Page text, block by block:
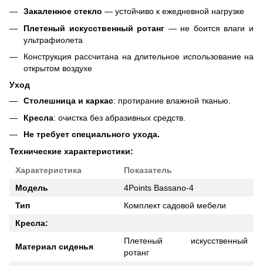
Закаленное стекло — устойчиво к ежедневной нагрузке
Плетеный искусственный ротанг — не боится влаги и
ультрафиолета
Конструкция рассчитана на длительное использование на
открытом воздухе
Уход
Столешница и каркас: протирание влажной тканью.
Кресла: очистка без абразивных средств.
Не требует специального ухода.
Технические характеристики:
Характеристика
Показатель
Модель
4Points Bassano-4
Тип
Комплект садовой мебели
Кресла:
Материал сиденья
Плетеный искусственный
ротанг